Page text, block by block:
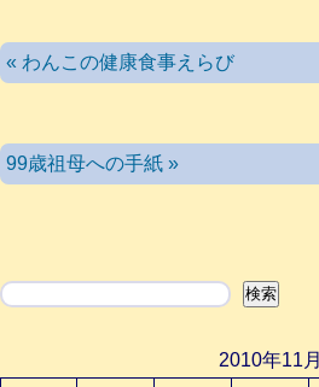
« わんこの健康食事えらび
99歳祖母への手紙 »
検索 検索
2010年11月